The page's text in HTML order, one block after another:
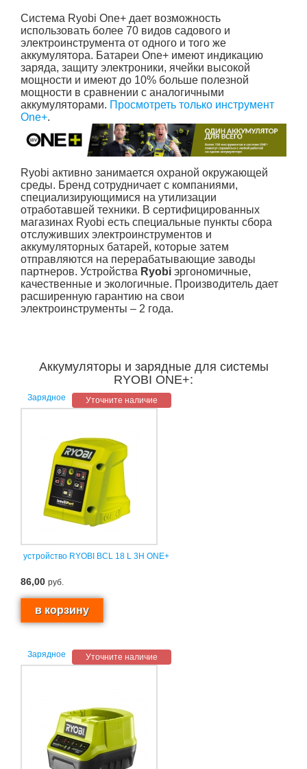
Система Ryobi One+ дает возможность
использовать более 70 видов садового и
электроинструмента от одного и того же
аккумулятора. Батареи One+ имеют индикацию
заряда, защиту электроники, ячейки высокой
мощности и имеют до 10% больше полезной
мощности в сравнении с аналогичными
аккумуляторами. Просмотреть только инструмент
One+.
Ryobi активно занимается охраной окружающей
среды. Бренд сотрудничает с компаниями,
специализирующимися на утилизации
отработавшей техники. В сертифицированных
магазинах Ryobi есть специальные пункты сбора
отслуживших электроинструментов и
аккумуляторных батарей, которые затем
отправляются на перерабатывающие заводы
партнеров. Устройства Ryobi эргономичные,
качественные и экологичные. Производитель дает
расширенную гарантию на свои
электроинструменты – 2 года.
Аккумуляторы и зарядные для системы
RYOBI ONE+:
Уточните наличие
Зарядное
устройство RYOBI BCL 18 L 3H ONE+
86,00 руб.
Уточните наличие
Зарядное